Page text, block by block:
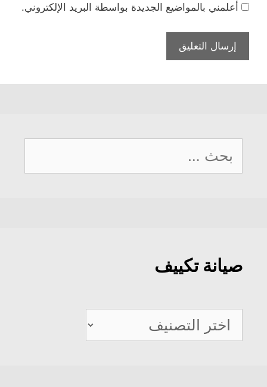
أعلمني بالمواضيع الجديدة بواسطة البريد الإلكتروني.
عن:
صيانة تكييف
صيانة
تكييف